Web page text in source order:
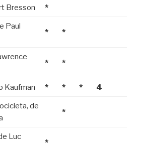
Bresson *
Paul
* *
* *
Kaufman * * * 4
de
*
Luc
*